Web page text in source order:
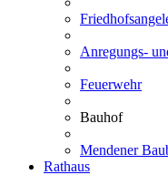
Anregungs-
Feuerwehr
Bauhof
Mendener
Rathaus